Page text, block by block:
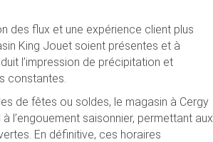
des flux et une expérience client plus
King Jouet soient présentes et à
l’impression de précipitation et
constantes.
de fêtes ou soldes, le magasin à Cergy
l’engouement saisonnier, permettant aux
En définitive, ces horaires